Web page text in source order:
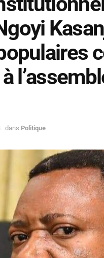
dans Politique